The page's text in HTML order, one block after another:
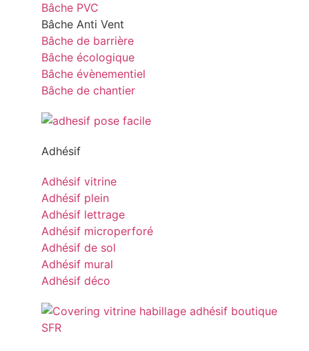
Bâche PVC
Bâche Anti Vent
Bâche de barrière
Bâche écologique
Bâche évènementiel
Bâche de chantier
Adhésif
Adhésif vitrine
Adhésif plein
Adhésif lettrage
Adhésif microperforé
Adhésif de sol
Adhésif mural
Adhésif déco